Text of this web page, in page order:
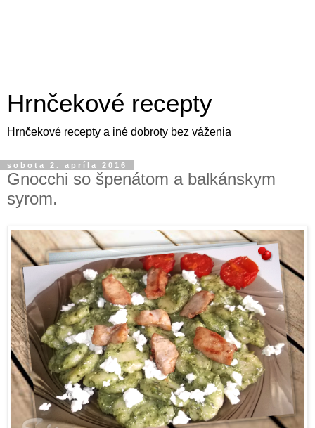
Hrnčekové recepty
Hrnčekové recepty a iné dobroty bez váženia
sobota 2. apríla 2016
Gnocchi so špenátom a balkánskym
syrom.